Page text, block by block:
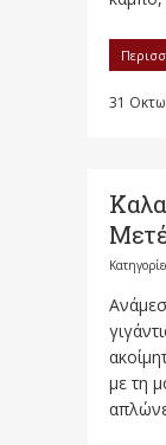
31
με τη